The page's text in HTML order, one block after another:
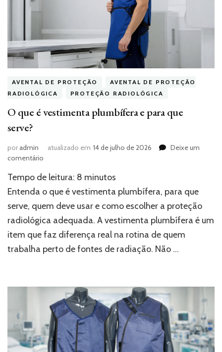
AVENTAL DE PROTEÇÃO
AVENTAL DE PROTEÇÃO
RADIOLÓGICA
PROTEÇÃO RADIOLÓGICA
O que é vestimenta plumbífera e para que
serve?
poradmin atualizado em 14 de julho de 2026
Deixe um
comentário
que
é
vestimenta
plumbífera
e
para
que
serve?
Tempo de leitura: 8 minutos
Entenda o que é vestimenta plumbífera, para que
serve, quem deve usar e como escolher a proteção
radiológica adequada. A vestimenta plumbífera é um
item que faz diferença real na rotina de quem
trabalha perto de fontes de radiação. Não …